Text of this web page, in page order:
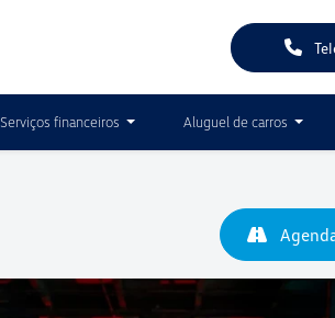
Serviços financeiros Aluguel de carros